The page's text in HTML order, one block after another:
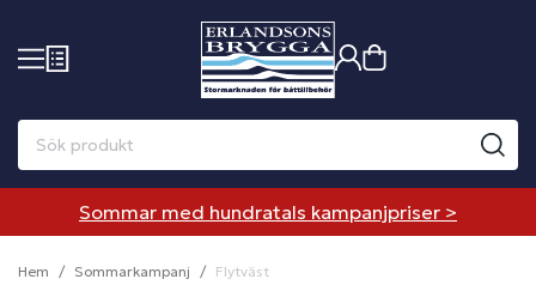
Sommar med hundratals kampanjpriser >
Hem Sommarkampanj Flytväst